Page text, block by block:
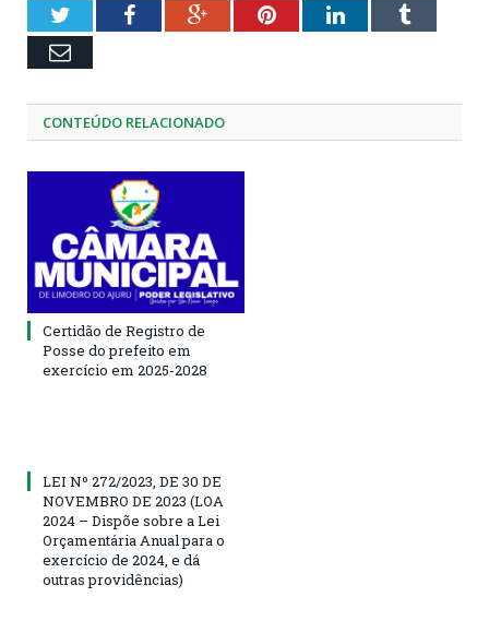
TwitterFacebookGoogle+PinterestLinkedInTumblr
Email
CONTEÚDO RELACIONADO
Certidão de Registro de
Posse do prefeito em
exercício em 2025-2028
LEI Nº 272/2023, DE 30 DE
NOVEMBRO DE 2023 (LOA
2024 – Dispõe sobre a Lei
Orçamentária Anual para o
exercício de 2024, e dá
outras providências)